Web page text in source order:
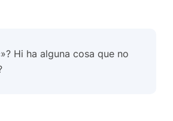
Hi ha alguna cosa que no